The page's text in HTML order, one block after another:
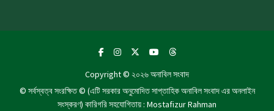
Copyright © ২০২৬অনাবিল সংবাদ
© সর্বস্বত্ব সংরক্ষিত © (এটি সরকার অনুমোদিত সাপ্তাহিক অনাবিল সংবাদ এর অনলাইন
সংস্করণ) কারিগরি সহযোগিতায় : Mostafizur Rahman